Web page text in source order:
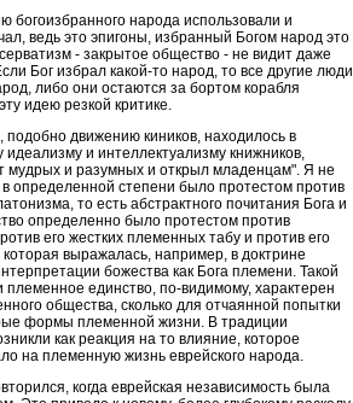
богоизбранного народа использовали и
ведь это эпигоны, избранный Богом народ это
- закрытое общество - не видит даже
Бог избрал какой-то народ, то все другие люди
либо они остаются за бортом корабля
идею резкой критике.
подобно движению киников, находилось в
и интеллектуализму книжников,
мудрых и разумных и открыл младенцам". Я не
определенной степени было протестом против
то есть абстрактного почитания Бога и
определенно было протестом против
его жестких племенных табу и против его
выражалась, например, в доктрине
божества как Бога племени. Такой
единство, по-видимому, характерен
общества, сколько для отчаянной попытки
формы племенной жизни. В традиции
как реакция на то влияние, которое
на племенную жизнь еврейского народа.
когда еврейская независимость была